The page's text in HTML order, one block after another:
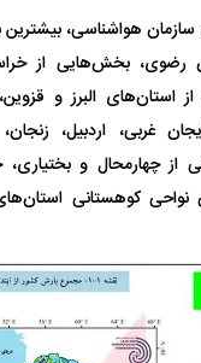
هواشناسی،
رضوی، بخش‌هایی از
از استان‌های البرز و
غربی، اردبیل،
از چهارمحال و بختیاری،
نواحی کوهستانی